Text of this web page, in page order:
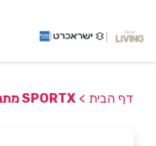
דף הבית > SPORTX מתנות אקסטרים